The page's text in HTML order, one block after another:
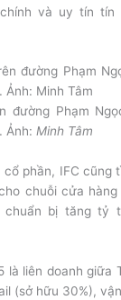
và uy tín tín
đường Phạm
Ảnh:Minh Tâm
cổ phần, IFC cũng
chuỗi cửa
bị tăng tỷ
là liên doanh giữa
(sở hữu 30%),